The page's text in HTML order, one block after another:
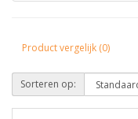
Product vergelijk (0)
Sorteren op: